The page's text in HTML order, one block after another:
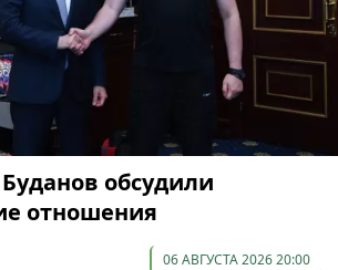
обсудили
отношения
06 АВГУСТА 2026 20:00